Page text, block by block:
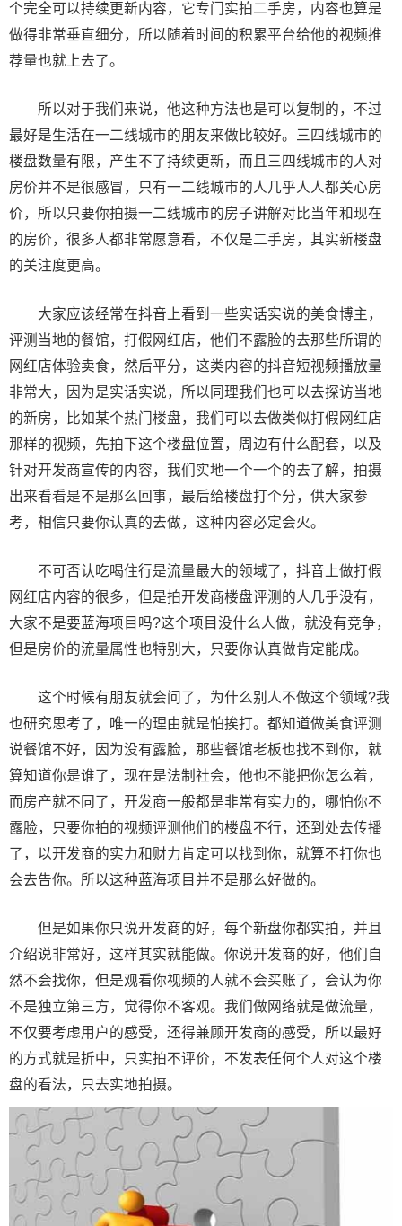
个完全可以持续更新内容，它专门实拍二手房，内容也算是
做得非常垂直细分，所以随着时间的积累平台给他的视频推
荐量也就上去了。
所以对于我们来说，他这种方法也是可以复制的，不过
最好是生活在一二线城市的朋友来做比较好。三四线城市的
楼盘数量有限，产生不了持续更新，而且三四线城市的人对
房价并不是很感冒，只有一二线城市的人几乎人人都关心房
价，所以只要你拍摄一二线城市的房子讲解对比当年和现在
的房价，很多人都非常愿意看，不仅是二手房，其实新楼盘
的关注度更高。
大家应该经常在抖音上看到一些实话实说的美食博主，
评测当地的餐馆，打假网红店，他们不露脸的去那些所谓的
网红店体验卖食，然后平分，这类内容的抖音短视频播放量
非常大，因为是实话实说，所以同理我们也可以去探访当地
的新房，比如某个热门楼盘，我们可以去做类似打假网红店
那样的视频，先拍下这个楼盘位置，周边有什么配套，以及
针对开发商宣传的内容，我们实地一个一个的去了解，拍摄
出来看看是不是那么回事，最后给楼盘打个分，供大家参
考，相信只要你认真的去做，这种内容必定会火。
不可否认吃喝住行是流量最大的领域了，抖音上做打假
网红店内容的很多，但是拍开发商楼盘评测的人几乎没有，
大家不是要蓝海项目吗?这个项目没什么人做，就没有竞争，
但是房价的流量属性也特别大，只要你认真做肯定能成。
这个时候有朋友就会问了，为什么别人不做这个领域?我
也研究思考了，唯一的理由就是怕挨打。都知道做美食评测
说餐馆不好，因为没有露脸，那些餐馆老板也找不到你，就
算知道你是谁了，现在是法制社会，他也不能把你怎么着，
而房产就不同了，开发商一般都是非常有实力的，哪怕你不
露脸，只要你拍的视频评测他们的楼盘不行，还到处去传播
了，以开发商的实力和财力肯定可以找到你，就算不打你也
会去告你。所以这种蓝海项目并不是那么好做的。
但是如果你只说开发商的好，每个新盘你都实拍，并且
介绍说非常好，这样其实就能做。你说开发商的好，他们自
然不会找你，但是观看你视频的人就不会买账了，会认为你
不是独立第三方，觉得你不客观。我们做网络就是做流量，
不仅要考虑用户的感受，还得兼顾开发商的感受，所以最好
的方式就是折中，只实拍不评价，不发表任何个人对这个楼
盘的看法，只去实地拍摄。